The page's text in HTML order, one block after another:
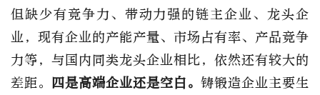
但缺少有竞争力、带动力强的链主企业、龙头企
业，现有企业的产能产量、市场占有率、产品竞争
力等，与国内同类龙头企业相比，依然还有较大的
差距。
四是高端企业还是空白。 铸锻造企业主要生